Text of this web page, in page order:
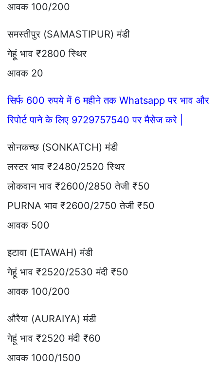
आवक 100/200
समस्तीपुर (SAMASTIPUR) मंडी
गेहूं भाव ₹2800 स्थिर
आवक 20
सिर्फ 600 रुपये में 6 महीने तक Whatsapp पर भाव और
रिपोर्ट पाने के लिए 9729757540 पर मैसेज करे |
सोनकच्छ (SONKATCH) मंडी
लस्टर भाव ₹2480/2520 स्थिर
लोकवान भाव ₹2600/2850 तेजी ₹50
PURNA भाव ₹2600/2750 तेजी ₹50
आवक 500
इटावा (ETAWAH) मंडी
गेहूं भाव ₹2520/2530 मंदी ₹50
आवक 100/200
औरैया (AURAIYA) मंडी
गेहूं भाव ₹2520 मंदी ₹60
आवक 1000/1500